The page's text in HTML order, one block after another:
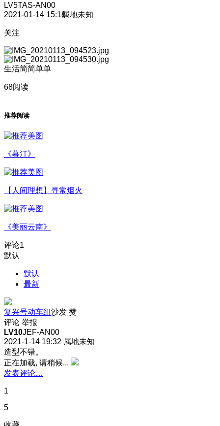
LV5TAS-AN00
2021-01-14 15:18属地未知
关注
生活简简单单
68阅读
推荐阅读
《暮汀》
【人间理想】寻常烟火
《美丽云南》
评论1
默认
默认
最新
复兴号动车组沙发 赞
评论 举报
LV10JEF-AN00
2021-1-14 19:32 属地未知
造型不错。
正在加载, 请稍候...
发表评论…
1
5